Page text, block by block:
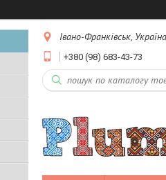
Івано-Франківськ, Україна
+380 (98) 683-43-73